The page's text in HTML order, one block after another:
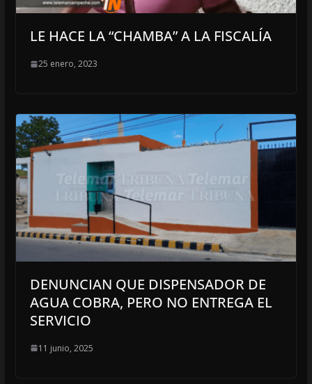
LE HACE LA “CHAMBA” A LA FISCALÍA
25 enero, 2023
DENUNCIAN QUE DISPENSADOR DE
AGUA COBRA, PERO NO ENTREGA EL
SERVICIO
11 junio, 2025